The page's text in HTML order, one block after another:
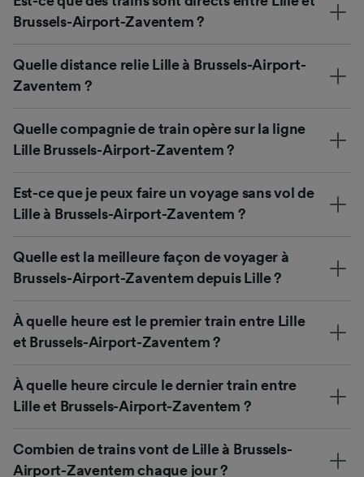
Brussels-Airport-Zaventem ?
Quelle distance relie Lille à Brussels-Airport-
Zaventem ?
Quelle compagnie de train opère sur la ligne
Lille Brussels-Airport-Zaventem ?
Est-ce que je peux faire un voyage sans vol de
Lille à Brussels-Airport-Zaventem ?
Quelle est la meilleure façon de voyager à
Brussels-Airport-Zaventem depuis Lille ?
À quelle heure est le premier train entre Lille
et Brussels-Airport-Zaventem ?
À quelle heure circule le dernier train entre
Lille et Brussels-Airport-Zaventem ?
Combien de trains vont de Lille à Brussels-
Airport-Zaventem chaque jour ?